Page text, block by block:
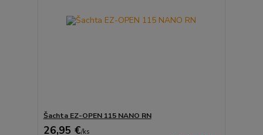
Šachta EZ-OPEN 115 NANO RN
26,95 €/ks